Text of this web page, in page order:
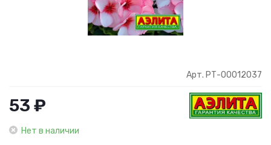
Арт. РТ-00012037
53 ₽
Нет в наличии